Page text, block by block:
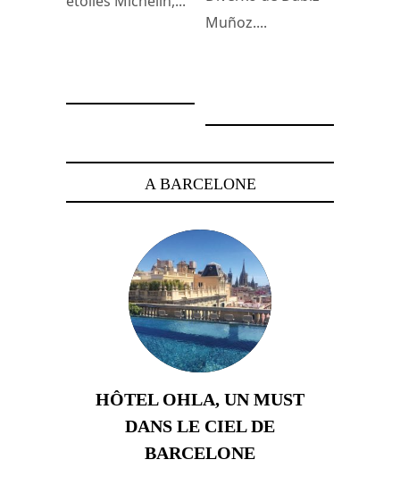
Muñoz....
A BARCELONE
HÔTEL OHLA, UN MUST
DANS LE CIEL DE
BARCELONE